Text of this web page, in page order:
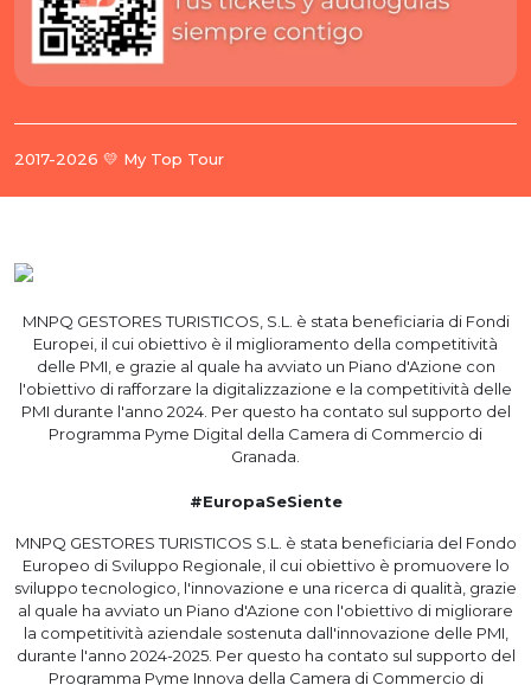
2017-2026 💛 My Top Tour
MNPQ GESTORES TURISTICOS, S.L. è stata beneficiaria di Fondi
Europei, il cui obiettivo è il miglioramento della competitività
delle PMI, e grazie al quale ha avviato un Piano d'Azione con
l'obiettivo di rafforzare la digitalizzazione e la competitività delle
PMI durante l'anno 2024. Per questo ha contato sul supporto del
Programma Pyme Digital della Camera di Commercio di
Granada.
#EuropaSeSiente
MNPQ GESTORES TURISTICOS S.L. è stata beneficiaria del Fondo
Europeo di Sviluppo Regionale, il cui obiettivo è promuovere lo
sviluppo tecnologico, l'innovazione e una ricerca di qualità, grazie
al quale ha avviato un Piano d'Azione con l'obiettivo di migliorare
la competitività aziendale sostenuta dall'innovazione delle PMI,
durante l'anno 2024-2025. Per questo ha contato sul supporto del
Programma Pyme Innova della Camera di Commercio di